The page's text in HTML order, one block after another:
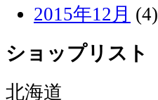
2015年12月 (4)
ショップリスト
北海道